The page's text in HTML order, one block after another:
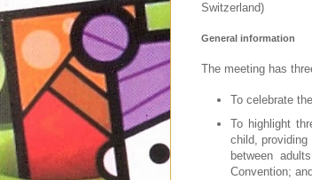
Switzerland)
General information
The meeting has
To celebrate
To highlight
child,
between
Convention; and